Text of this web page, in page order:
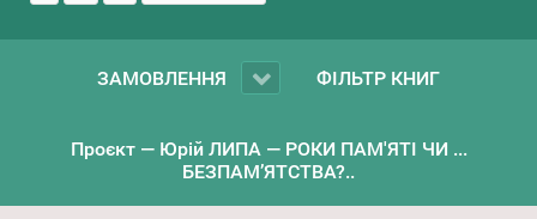
ЗАМОВЛЕННЯ ФІЛЬТР КНИГ
Проєкт — Юрій ЛИПА — РОКИ ПАМ'ЯТІ ЧИ ...
БЕЗПАМ’ЯТСТВА?..